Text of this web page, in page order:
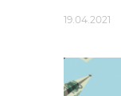
19.04.2021